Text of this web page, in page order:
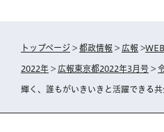
トップページ > 都政情報 > 広報 >
2022年 > 広報東京都2022年3月号 >
輝く、誰もがいきいきと活躍できる